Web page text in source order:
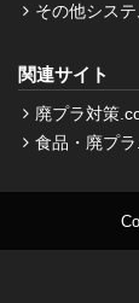
その他シス
関連サイト
廃プラ対策
食品・廃プ